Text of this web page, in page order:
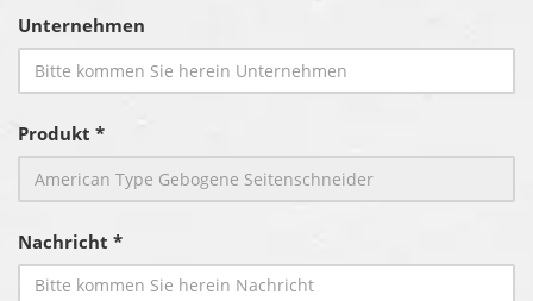
Unternehmen
Produkt *
Nachricht *